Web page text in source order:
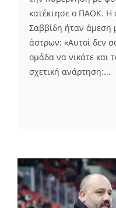
κατέκτησε ο ΠΑΟΚ. Η
Σαββίδη ήταν άμεση
άστρων: «Αυτοί δεν
ομάδα να νικάτε και
σχετική ανάρτηση:...